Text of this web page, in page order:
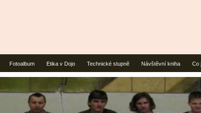
Fotoalbum Etika v Dojo Technické stupně Návštěvní kniha Co